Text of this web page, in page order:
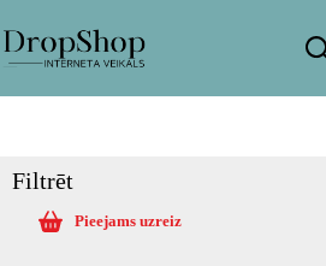
Filtrēt
Pieejams uzreiz